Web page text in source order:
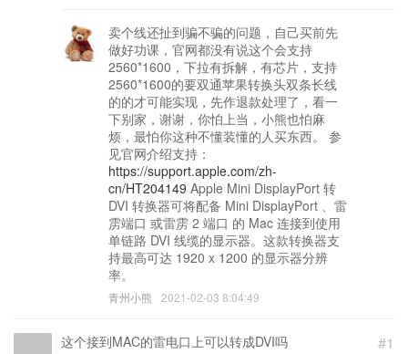
卖个线还扯到骗不骗的问题，自己买前先
做好功课，官网都没有说这个会支持
2560*1600，下拉有拆解，有芯片，支持
2560*1600的要双通苹果转换头双条长线
的的才可能实现，先作退款处理了，看一
下别家，谢谢，你怕上当，小熊也怕麻
烦，最怕你这种不懂装懂的人买东西。 参
见官网介绍支持：
https://support.apple.com/zh-
cn/HT204149 Apple Mini DisplayPort 转
DVI 转换器可将配备 Mini DisplayPort 、雷
雳端口 或雷雳 2 端口 的 Mac 连接到使用
单链路 DVI 线缆的显示器。这款转换器支
持最高可达 1920 x 1200 的显示器分辨
率。
青州小熊 2021-02-03 8:04:49
#1
这个接到MAC的雷电口上可以转成DVI吗